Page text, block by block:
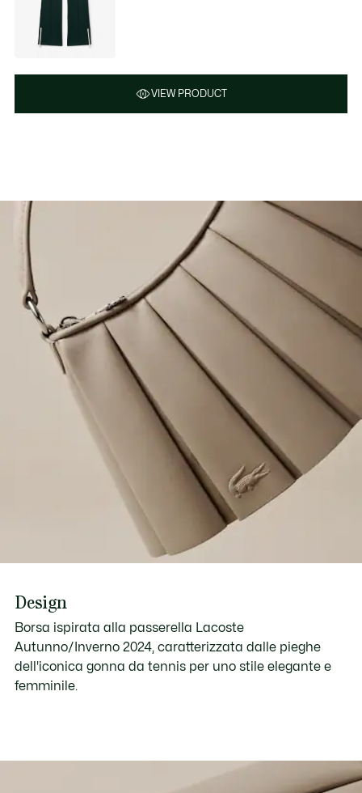
VIEW PRODUCT
Design
Borsa ispirata alla passerella Lacoste
Autunno/Inverno 2024, caratterizzata dalle pieghe
dell'iconica gonna da tennis per uno stile elegante e
femminile.